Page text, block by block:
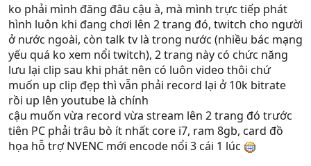
ko phải mình đăng đâu cậu à, mà mình trực tiếp phát
hình luôn khi đang chơi lên 2 trang đó, twitch cho người
ở nước ngoài, còn talk tv là trong nước (nhiều bác mạng
yếu quá ko xem nổi twitch), 2 trang này có chức năng
lưu lại clip sau khi phát nên có luôn video thôi chứ
muốn up clip đẹp thì vẫn phải record lại ở 10k bitrate
rồi up lên youtube là chính
cậu muốn vừa record vừa stream lên 2 trang đó trước
tiên PC phải trâu bò ít nhất core i7, ram 8gb, card đồ
họa hỗ trợ NVENC mới encode nổi 3 cái 1 lúc